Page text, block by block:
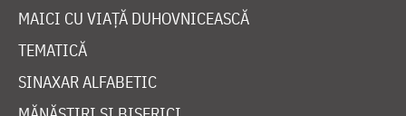
MAICI CU VIAȚĂ DUHOVNICEASCĂ
TEMATICĂ
SINAXAR ALFABETIC